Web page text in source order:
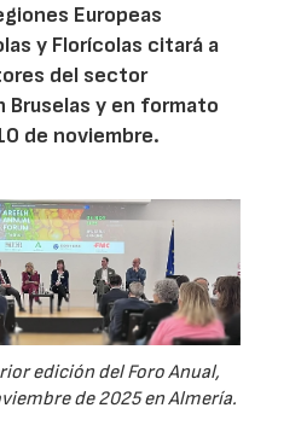
Europeas
y Florícolas citará a
del sector
Bruselas y en formato
de noviembre.
edición del Foro Anual,
de 2025 en Almería.